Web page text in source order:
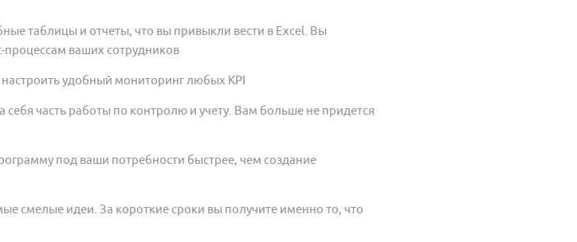
таблицы и отчеты, что вы привыкли вести в Excel. Вы
ваших сотрудников
удобный мониторинг любых KPI
себя часть работы по контролю и учету. Вам больше не придется
под ваши потребности быстрее, чем создание
смелые идеи. За короткие сроки вы получите именно то, что